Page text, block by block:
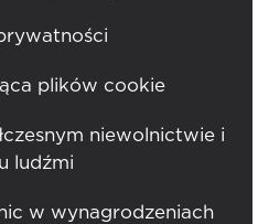
plików cookie
niewolnictwie i
ludźmi
w wynagrodzeniach